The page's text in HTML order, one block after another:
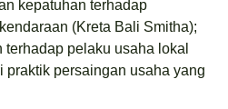
kepatuhan terhadap
(Kreta Bali Smitha);
pelaku usaha lokal
praktik persaingan usaha yang